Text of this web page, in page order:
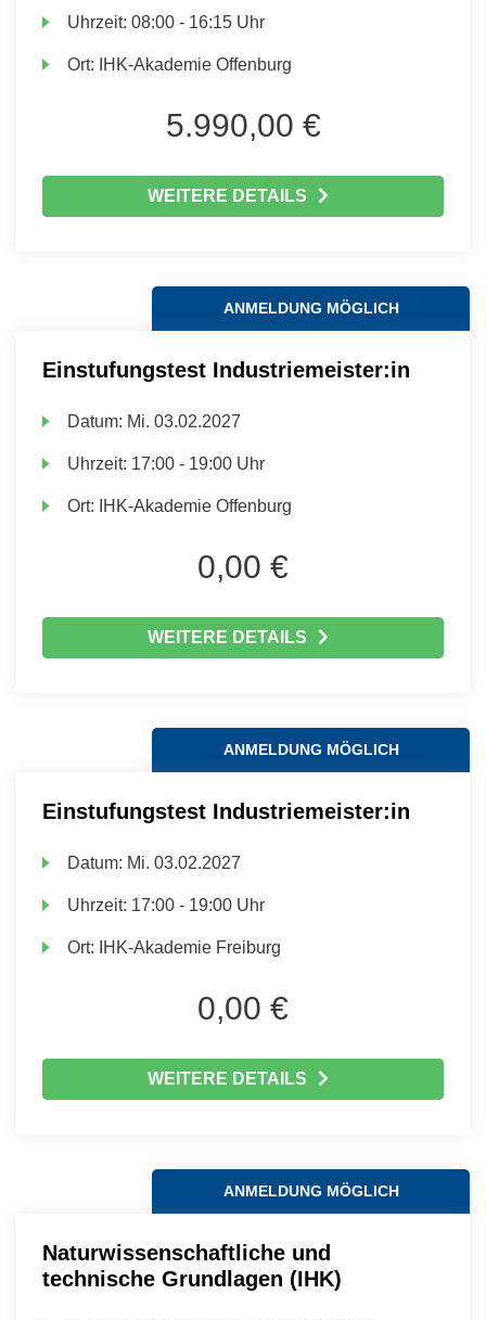
Uhrzeit:08:00 - 16:15 Uhr
Ort: IHK-Akademie Offenburg
5.990,00 €
WEITERE DETAILS
ANMELDUNG MÖGLICH
Einstufungstest Industriemeister:in
Datum: Mi. 03.02.2027
Uhrzeit: 17:00 - 19:00 Uhr
Ort: IHK-Akademie Offenburg
0,00 €
WEITERE DETAILS
ANMELDUNG MÖGLICH
Einstufungstest Industriemeister:in
Datum: Mi. 03.02.2027
Uhrzeit: 17:00 - 19:00 Uhr
Ort: IHK-Akademie Freiburg
0,00 €
WEITERE DETAILS
ANMELDUNG MÖGLICH
Naturwissenschaftliche und
technische Grundlagen (IHK)